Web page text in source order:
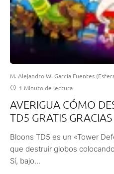
M. Alejandro W. García Fuentes
1 Minuto de lectura
AVERIGUA CÓMO
TD5 GRATIS
Bloons TD5 es un «Tower
que destruir globos
Sí, bajo...